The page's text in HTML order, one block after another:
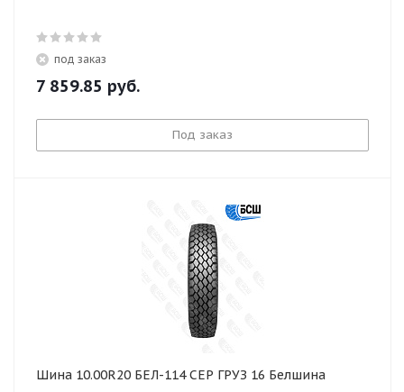
под заказ
7 859.85 руб.
Под заказ
Шина 10.00R20 БЕЛ-114 СЕР ГРУЗ 16 Белшина